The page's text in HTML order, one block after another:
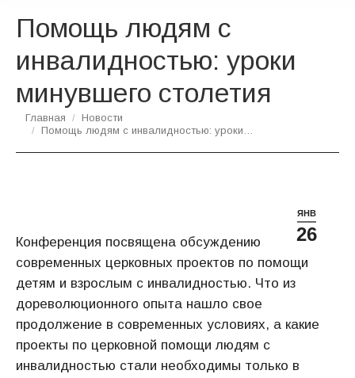
Помощь людям с
инвалидностью: уроки
минувшего столетия
Вы здесь:
Главная
Новости
Помощь людям с инвалидностью: уроки…
ЯНВ
26
Конференция посвящена обсуждению
современных церковных проектов по помощи
детям и взрослым с инвалидностью. Что из
дореволюционного опыта нашло свое
продолжение в современных условиях, а какие
проекты по церковной помощи людям с
инвалидностью стали необходимы только в